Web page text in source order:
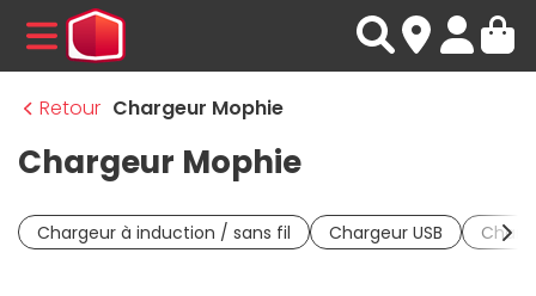
MENU
Retour Chargeur Mophie
Chargeur Mophie
Chargeur à induction / sans fil Chargeur USB